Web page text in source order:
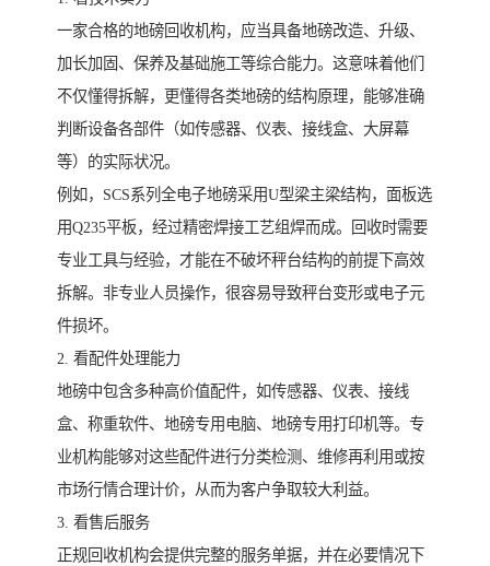
一家合格的地磅回收机构，应当具备地磅改造、升级、
加长加固、保养及基础施工等综合能力。这意味着他们
不仅懂得拆解，更懂得各类地磅的结构原理，能够准确
判断设备各部件（如传感器、仪表、接线盒、大屏幕
等）的实际状况。
例如，SCS系列全电子地磅采用U型梁主梁结构，面板选
用Q235平板，经过精密焊接工艺组焊而成。回收时需要
专业工具与经验，才能在不破坏秤台结构的前提下高效
拆解。非专业人员操作，很容易导致秤台变形或电子元
件损坏。
2. 看配件处理能力
地磅中包含多种高价值配件，如传感器、仪表、接线
盒、称重软件、地磅专用电脑、地磅专用打印机等。专
业机构能够对这些配件进行分类检测、维修再利用或按
市场行情合理计价，从而为客户争取较大利益。
3. 看售后服务
正规回收机构会提供完整的服务单据，并在必要情况下